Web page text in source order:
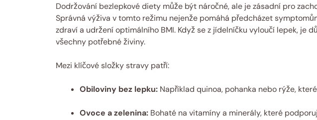
Dodržování bezlepkové diety‍ může být náročné, ale je zásadní pro
Správná výživa v tomto režimu nejenže pomáhá předcházet
zdraví a‌ udržení optimálního BMI. Když se z jídelníčku vyloučí lepek, je
všechny potřebné živiny.
Mezi klíčové složky stravy ⁣patří:
Obiloviny bez lepku: Například quinoa, pohanka nebo rýže,
Ovoce a zelenina: Bohaté na vitamíny a minerály, které